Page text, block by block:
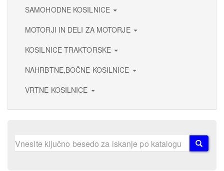
SAMOHODNE KOSILNICE
MOTORJI IN DELI ZA MOTORJE
KOSILNICE TRAKTORSKE
NAHRBTNE,BOČNE KOSILNICE
VRTNE KOSILNICE